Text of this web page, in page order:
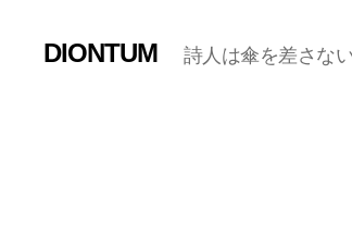
DIONTUM 詩人は傘を差さな